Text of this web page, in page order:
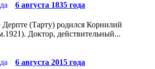
6 августа 1835 года
Дерпте (Тарту) родился Корнилий
Доктор, действительный...
6 августа 2015 года